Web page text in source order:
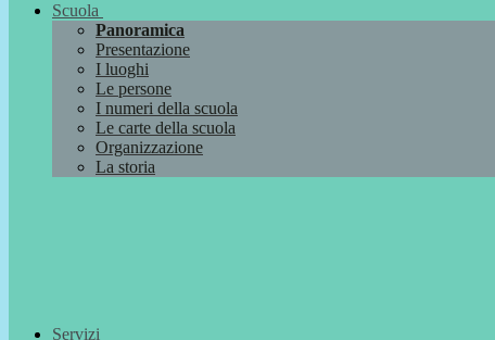
Scuola
Panoramica
Presentazione
I luoghi
Le persone
I numeri della scuola
Le carte della scuola
Organizzazione
La storia
Servizi